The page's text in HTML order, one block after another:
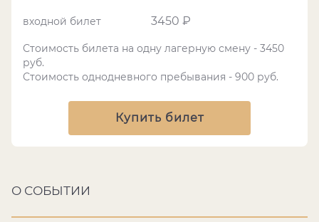
входной билет 3450 ₽
Стоимость билета на одну лагерную смену - 3450
руб.
Стоимость однодневного пребывания - 900 руб.
Купить билет
О СОБЫТИИ